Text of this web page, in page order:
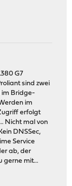
G7
sind zwei
im Bridge-
im
erfolgt
Nicht mal von
DNSSec,
Service
ab, der
gerne mit...